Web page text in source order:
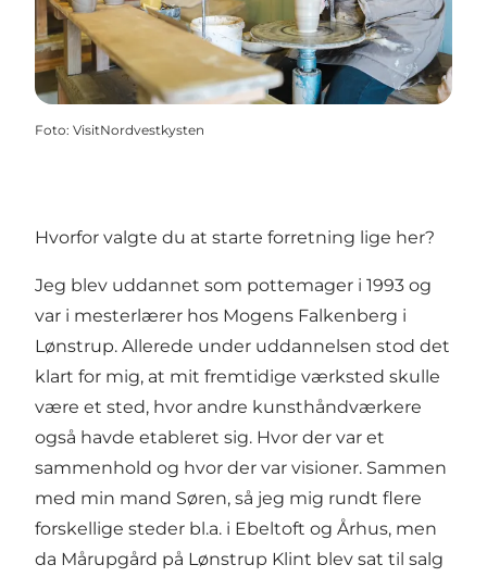
Foto: VisitNordvestkysten
Hvorfor valgte du at starte forretning lige her?
Jeg blev uddannet som pottemager i 1993 og
var i mesterlærer hos Mogens Falkenberg i
Lønstrup. Allerede under uddannelsen stod det
klart for mig, at mit fremtidige værksted skulle
være et sted, hvor andre kunsthåndværkere
også havde etableret sig. Hvor der var et
sammenhold og hvor der var visioner. Sammen
med min mand Søren, så jeg mig rundt flere
forskellige steder bl.a. i Ebeltoft og Århus, men
da Mårupgård på Lønstrup Klint blev sat til salg